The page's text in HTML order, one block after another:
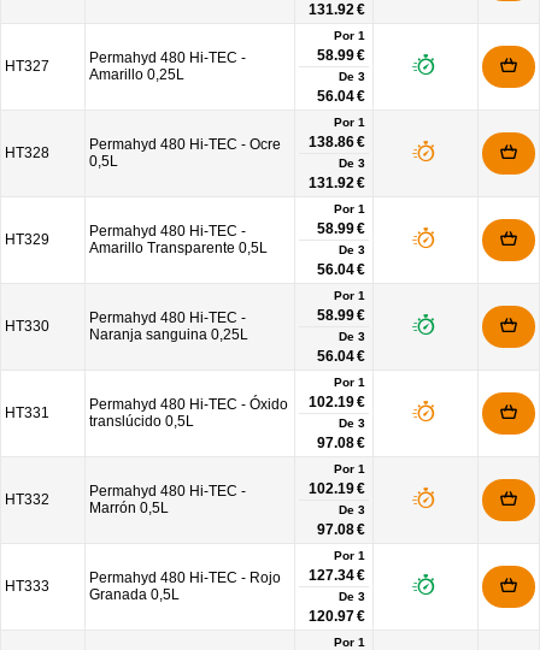
131.92 €
HT327
Permahyd 480 Hi-TEC -
Amarillo 0,25L
Por 1
58.99 €
De 3
56.04 €
HT328
Permahyd 480 Hi-TEC - Ocre
0,5L
Por 1
138.86 €
De 3
131.92 €
HT329
Permahyd 480 Hi-TEC -
Amarillo Transparente 0,5L
Por 1
58.99 €
De 3
56.04 €
HT330
Permahyd 480 Hi-TEC -
Naranja sanguina 0,25L
Por 1
58.99 €
De 3
56.04 €
HT331
Permahyd 480 Hi-TEC - Óxido
translúcido 0,5L
Por 1
102.19 €
De 3
97.08 €
HT332
Permahyd 480 Hi-TEC -
Marrón 0,5L
Por 1
102.19 €
De 3
97.08 €
HT333
Permahyd 480 Hi-TEC - Rojo
Granada 0,5L
Por 1
127.34 €
De 3
120.97 €
Por 1